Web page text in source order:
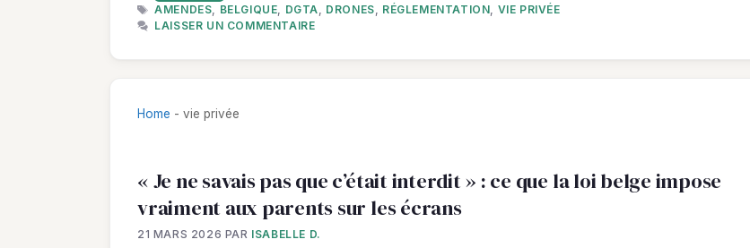
ÉTIQUETTES
AMENDES, BELGIQUE, DGTA, DRONES, RÉGLEMENTATION, VIE PRIVÉE
LAISSER UN COMMENTAIRE
Home - vie privée
« Je ne savais pas que c’était interdit » : ce que la loi belge impose
vraiment aux parents sur les écrans
21 MARS 2026 PAR ISABELLE D.